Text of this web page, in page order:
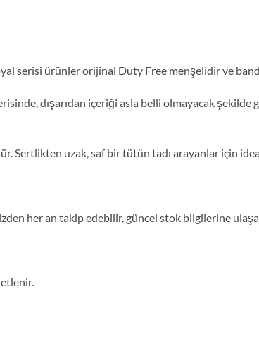
serisi ürünler orijinal Duty Free menşelidir ve
dışarıdan içeriği asla belli olmayacak şekilde
Sertlikten uzak, saf bir tütün tadı arayanlar için
her an takip edebilir, güncel stok bilgilerine